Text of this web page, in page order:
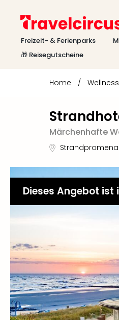
Freizeit- & Ferienparks
🎁 Reisegutscheine
Home / Wellness
Märchenhafte
Dieses Angebot